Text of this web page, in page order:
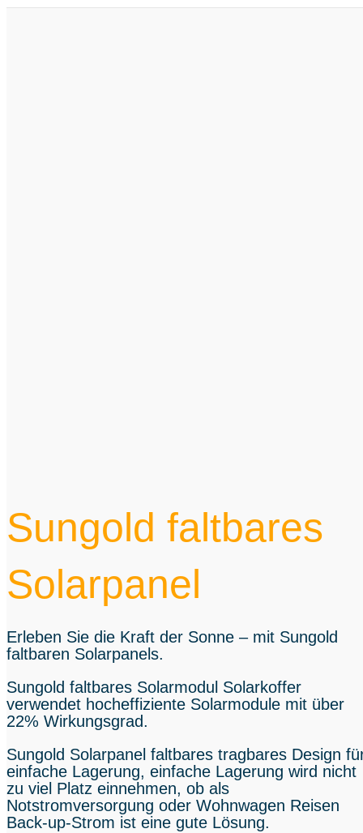
Sungold faltbares
Solarpanel
Erleben Sie die Kraft der Sonne – mit Sungold
faltbaren Solarpanels.
Sungold faltbares Solarmodul Solarkoffer
verwendet hocheffiziente Solarmodule mit über
22% Wirkungsgrad.
Sungold Solarpanel faltbares tragbares Design
einfache Lagerung, einfache Lagerung wird nicht
zu viel Platz einnehmen, ob als
Notstromversorgung oder Wohnwagen Reisen
Back-up-Strom ist eine gute Lösung.